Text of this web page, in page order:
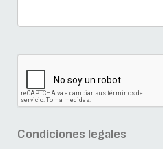
Condiciones legales